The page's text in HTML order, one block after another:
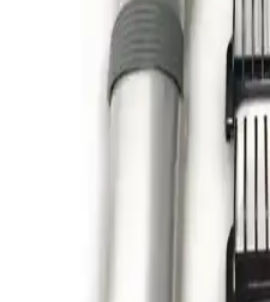
Philips 3000X Serisi X3021/00,
bıçakları ve su geçirmez
sağlar, uygun fiyatlı ve
ihtiyaçlarına uygundur.
İpone ve Shavingtech
Karşılaştırması:
İpone ve Shavingtech erkek tıraş
kolaylığı ve fiyat-performans
modelin ihtiyaçlara uygun